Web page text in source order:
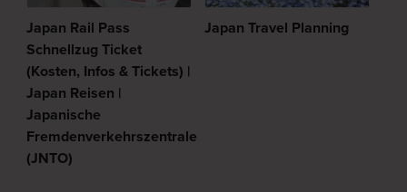
Japan Rail Pass
Schnellzug Ticket
(Kosten, Infos & Tickets) |
Japan Reisen |
Japanische
Fremdenverkehrszentrale
(JNTO)
Japan Travel Planning